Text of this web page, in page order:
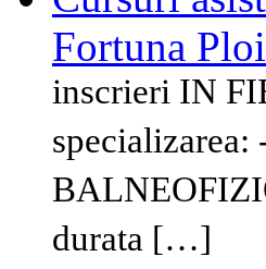
Fortuna
inscrieri IN
durata […]